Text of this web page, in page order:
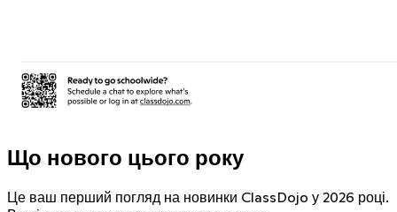
Що нового цього року
Це ваш перший погляд на новинки ClassDojo у 2026 році.